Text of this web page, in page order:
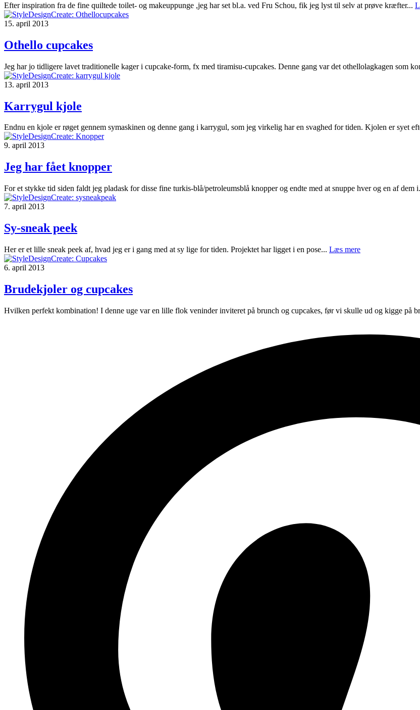
Efter inspiration fra de fine quiltede toilet- og makeuppunge ,jeg har set bl.a. ved Fru Schou, fik jeg lyst til selv at prøve kræfter...
15. april 2013
Othello cupcakes
Jeg har jo tidligere lavet traditionelle kager i cupcake-form, fx med tiramisu-cupcakes. Denne gang var det othellolagkagen som
13. april 2013
Karrygul kjole
Endnu en kjole er røget gennem symaskinen og denne gang i karrygul, som jeg virkelig har en svaghed for tiden. Kjolen er syet
9. april 2013
Jeg har fået knopper
For et stykke tid siden faldt jeg pladask for disse fine turkis-blå/petroleumsblå knopper og endte med at snuppe hver og en af dem
7. april 2013
Sy-sneak peek
Her er et lille sneak peek af, hvad jeg er i gang med at sy lige for tiden. Projektet har ligget i en pose... Læs mere
6. april 2013
Brudekjoler og cupcakes
Hvilken perfekt kombination! I denne uge var en lille flok veninder inviteret på brunch og cupcakes, før vi skulle ud og kigge på